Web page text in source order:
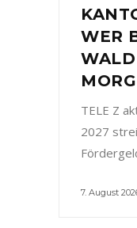
WER
TELE Z
2027
7. August